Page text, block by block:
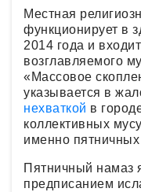
Местная
функционирует в
2014 года и
возглавляемого
«Массовое
указывается в
нехваткой в
коллективных
именно
Пятничный намаз
предписанием